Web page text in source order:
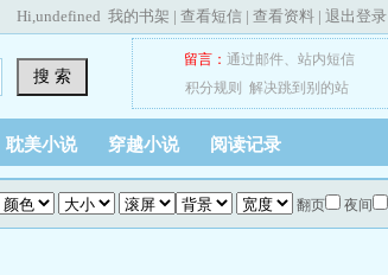
Hi,undefined 我的书架 | 查看短信 | 查看资料 | 退出登录
搜 索
留言： 通过邮件、 站内短信
积分规则
解决跳到别的站
耽美小说 穿越小说 阅读记录
翻页 夜间